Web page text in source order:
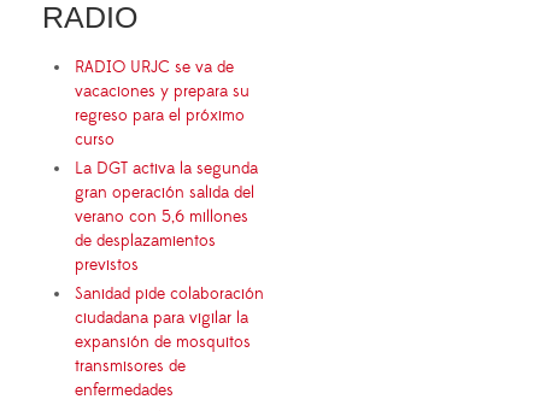
RADIO
RADIO URJC se va de
vacaciones y prepara su
regreso para el próximo
curso
La DGT activa la segunda
gran operación salida del
verano con 5,6 millones
de desplazamientos
previstos
Sanidad pide colaboración
ciudadana para vigilar la
expansión de mosquitos
transmisores de
enfermedades